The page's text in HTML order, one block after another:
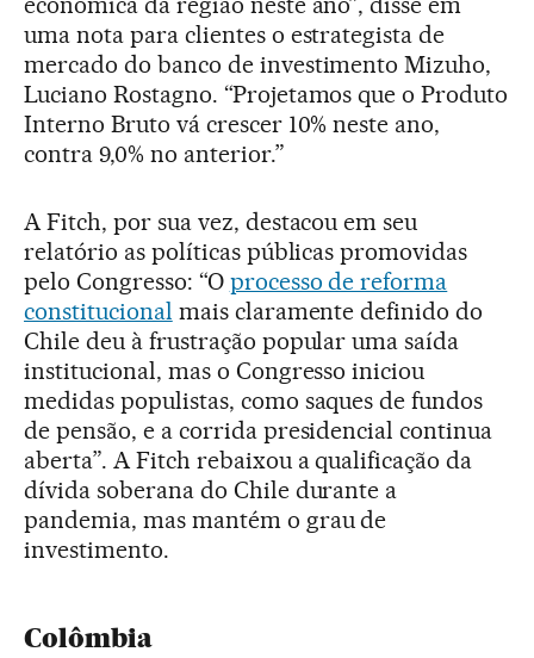
uma nota para clientes o estrategista de
mercado do banco de investimento Mizuho,
Luciano Rostagno. “Projetamos que o Produto
Interno Bruto vá crescer 10% neste ano,
contra 9,0% no anterior.”
A Fitch, por sua vez, destacou em seu
relatório as políticas públicas promovidas
pelo Congresso: “O processo de reforma
constitucional mais claramente definido do
Chile deu à frustração popular uma saída
institucional, mas o Congresso iniciou
medidas populistas, como saques de fundos
de pensão, e a corrida presidencial continua
aberta”. A Fitch rebaixou a qualificação da
dívida soberana do Chile durante a
pandemia, mas mantém o grau de
investimento.
Colômbia